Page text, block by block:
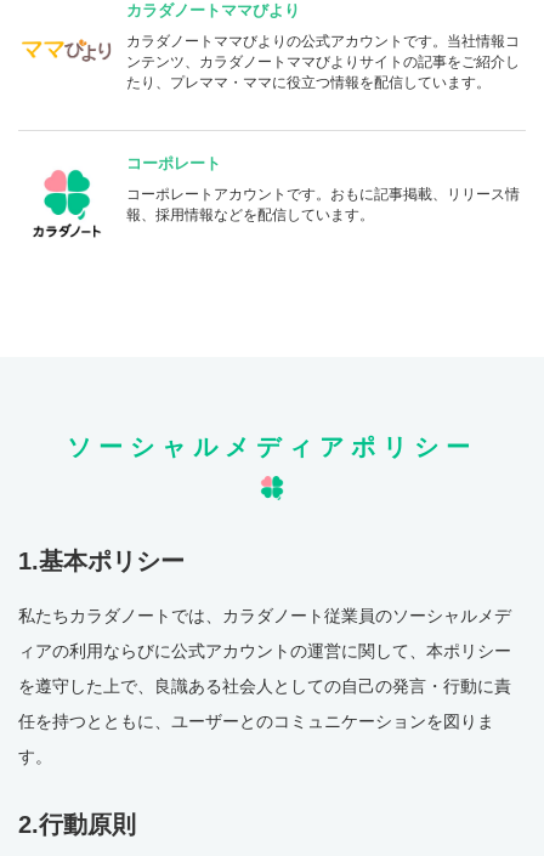
カラダノートママびより
カラダノートママびよりの公式アカウントです。当社情報コ
ンテンツ、カラダノートママびよりサイトの記事をご紹介し
たり、プレママ・ママに役立つ情報を配信しています。
コーポレート
コーポレートアカウントです。おもに記事掲載、リリース情
報、採用情報などを配信しています。
ソーシャルメディア ポリシー
1.基本ポリシー
私たちカラダノートでは、カラダノート従業員のソーシャルメデ
ィアの利用ならびに公式アカウントの運営に関して、本ポリシー
を遵守した上で、良識ある社会人としての自己の発言・行動に責
任を持つとともに、ユーザーとのコミュニケーションを図りま
す。
2.行動原則